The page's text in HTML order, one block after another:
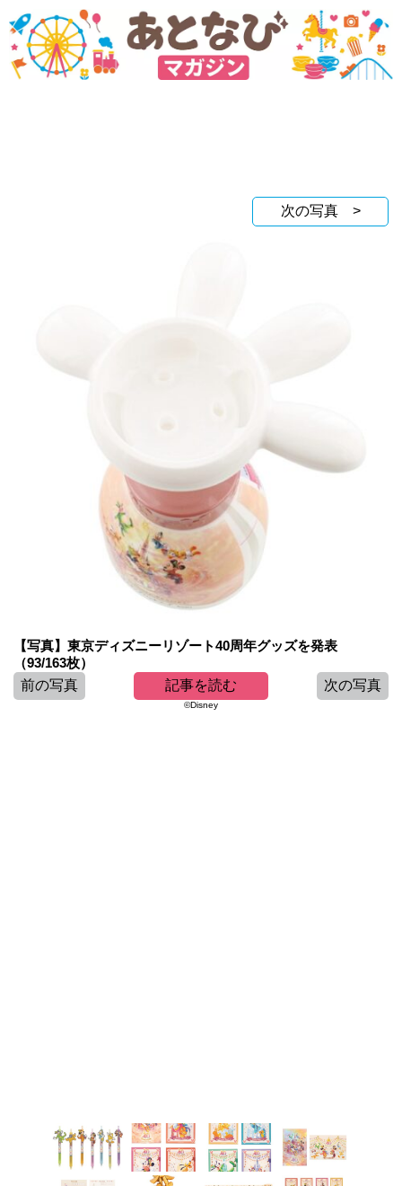
次の写真 >
【写真】東京ディズニーリゾート40周年グッズを発表
（93/163枚）
前の写真
記事を読む 次の写真
©Disney